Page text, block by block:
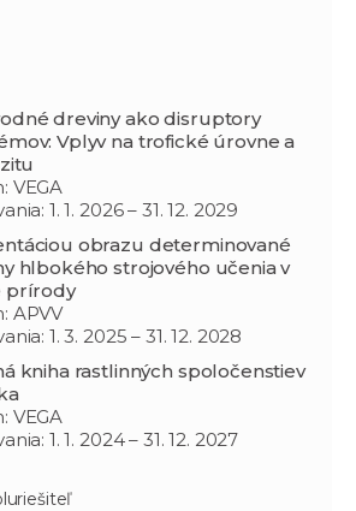
dreviny ako disruptory
Vplyv na trofické úrovne a
VEGA
1. 1. 2026 – 31. 12. 2029
obrazu determinované
hlbokého strojového učenia v
prírody
APVV
1. 3. 2025 – 31. 12. 2028
kniha rastlinných spoločenstiev
VEGA
1. 1. 2024 – 31. 12. 2027